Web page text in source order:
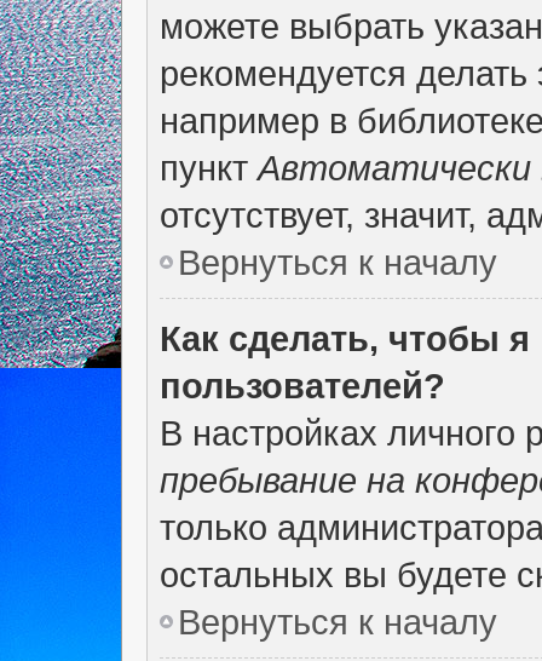
можете выбрать
рекомендуется
например в
пунктАвтоматически
отсутствует, значит,
Вернуться к началу
Как сделать, чтобы
пользователей?
В настройках
пребывание на
только
остальных вы будете
Вернуться к началу